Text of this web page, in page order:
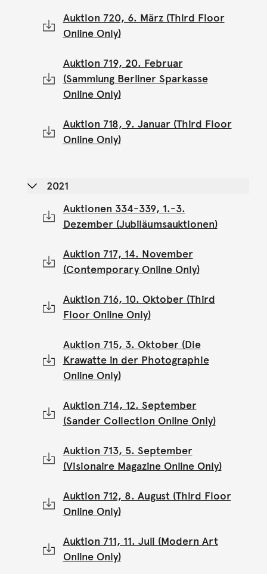
Auktion 720, 6. März (Third Floor
Online Only)
Auktion 719, 20. Februar
(Sammlung Berliner Sparkasse
Online Only)
Auktion 718, 9. Januar (Third Floor
Online Only)
2021
Auktionen 334-339, 1.-3.
Dezember (Jubiläumsauktionen)
Auktion 717, 14. November
(Contemporary Online Only)
Auktion 716, 10. Oktober (Third
Floor Online Only)
Auktion 715, 3. Oktober (Die
Krawatte in der Photographie
Online Only)
Auktion 714, 12. September
(Sander Collection Online Only)
Auktion 713, 5. September
(Visionaire Magazine Online Only)
Auktion 712, 8. August (Third Floor
Online Only)
Auktion 711, 11. Juli (Modern Art
Online Only)